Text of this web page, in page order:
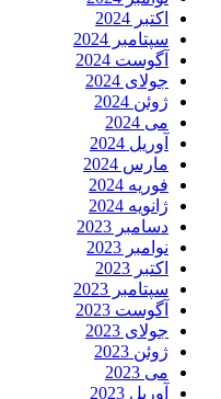
اکتبر 2024
سپتامبر 2024
آگوست 2024
جولای 2024
ژوئن 2024
می 2024
آوریل 2024
مارس 2024
فوریه 2024
ژانویه 2024
دسامبر 2023
نوامبر 2023
اکتبر 2023
سپتامبر 2023
آگوست 2023
جولای 2023
ژوئن 2023
می 2023
آوریل 2023